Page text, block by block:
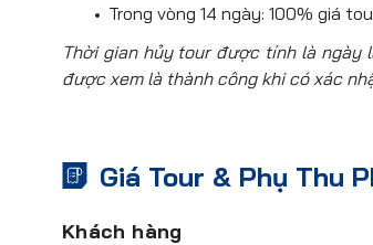
Trong vòng 14 ngày: 100% giá
Thời gian hủy tour được tính là ngày
được xem là thành công khi có xác
Giá Tour & Phụ Thu
Khách hàng